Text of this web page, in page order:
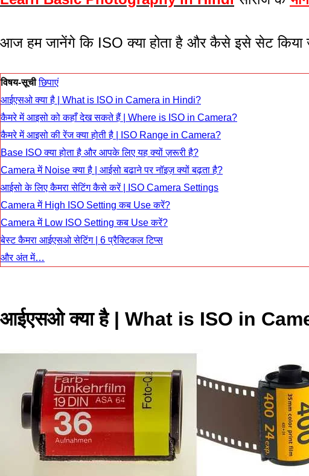
आज हम जानेंगे कि ISO क्या होता है और कैसे इसे सेट किया
विषय-सूचीछिपाएं
आईएसओ क्या है | What is ISO in Camera in Hindi?
कैमरे में आइसो को कहाँ देख सकते हैं | Where is ISO in Camera?
कैमरे में आइसो की रेंज क्या होती है | ISO Range in Camera?
Base ISO क्या होता है और आपके लिए यह क्यों ज़रूरी है?
Camera में Noise क्या है | आईसो बढाने पर नॉइज़ क्यों बढ़ता है?
आईसो के लिए कैमरा सेटिंग कैसे करें | ISO Camera Settings
Camera में High ISO Setting कब Use करें?
Camera में Low ISO Setting कब Use करें?
बेस्ट कैमरा आईएसओ सेटिंग | 6 प्रैक्टिकल टिप्स
और अंत में…
आईएसओक्या है | What is ISO in